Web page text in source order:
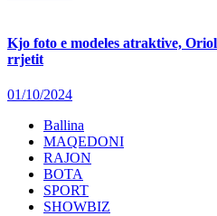
Kjo foto e modeles atraktive,
rrjetit
01/10/2024
Ballina
MAQEDONI
RAJON
BOTA
SPORT
SHOWBIZ